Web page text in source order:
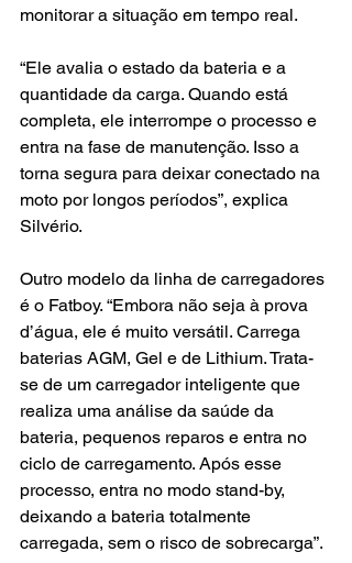
monitorar a situação em tempo real.
“Ele avalia o estado da bateria e a
quantidade da carga. Quando está
completa, ele interrompe o processo e
entra na fase de manutenção. Isso a
torna segura para deixar conectado na
moto por longos períodos”, explica
Silvério.
Outro modelo da linha de carregadores
é o Fatboy. “Embora não seja à prova
d’água, ele é muito versátil. Carrega
baterias AGM, Gel e de Lithium. Trata-
se de um carregador inteligente que
realiza uma análise da saúde da
bateria, pequenos reparos e entra no
ciclo de carregamento. Após esse
processo, entra no modo stand-by,
deixando a bateria totalmente
carregada, sem o risco de sobrecarga”.